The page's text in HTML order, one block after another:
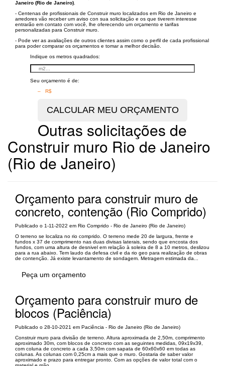
Janeiro (Rio de Janeiro)
- Centenas de profissionais de Construir muro localizados em Rio de Janeiro e
arredores vão receber um aviso con sua solicitação e os que tiverem interesse
entrarão em contato com você, lhe oferecendo um orçamento e tarifas
personalizadas para Construir muro.
- Pode ver as avaliações de outros clientes assim como o perfil de cada profissional
para poder comparar os orçamentos e tomar a melhor decisão.
Indique os metros quadrados:
Seu orçamento é de:
– R$
Outras solicitações de
Construir muro Rio de Janeiro
(Rio de Janeiro)
Orçamento para construir muro de
concreto, contenção (Rio Comprido)
Publicado o 1-11-2022 em Rio Comprido - Rio de Janeiro (Rio de Janeiro)
O terreno se localiza no rio comprido. O terreno mede 20 de largura, frente e
fundos x 37 de comprimento nas duas divisas laterais, sendo que encosta dos
fundos, com uma altura de desnivel em relação à soleira de 8 a 10 metros, deslizou
para a rua abaixo. Tem laudo da defesa civil e da rio geo para realização de obras
de contenção. Já existe levantamento de sondagem. Metragem estimada da...
Peça um orçamento
Orçamento para construir muro de
blocos (Paciência)
Publicado o 28-10-2021 em Paciência - Rio de Janeiro (Rio de Janeiro)
Construir muro para divisão de terreno. Altura aproximada de 2,50m, comprimento
aproximado 30m, com blocos de concreto com as seguintes medidas, 09x19x39,
com coluna de concreto a cada 3,50m com sapata de 60x60x60 em todas as
colunas. As colunas com 0,25cm a mais que o muro. Gostaria de saber valor
aproximado e prazo para entregar pronto. Com as opções de valor total com o